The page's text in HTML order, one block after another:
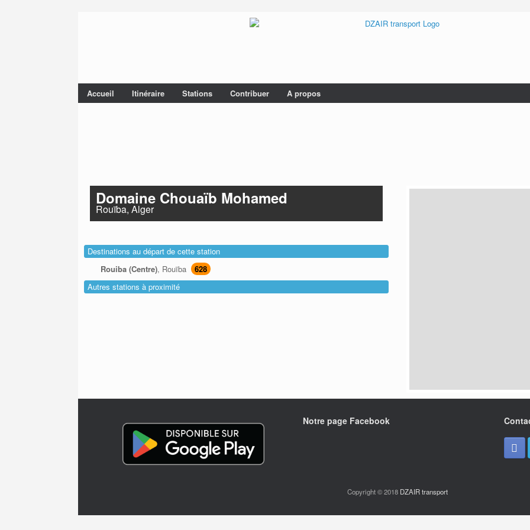
Accueil Itinéraire Stations Contribuer A propos
Domaine Chouaïb Mohamed
Rouïba, Alger
Destinations au départ de cette station
Rouiba (Centre), Rouïba
628
Autres stations à proximité
Notre page Facebook
Copyright © 2018 DZAIR transport